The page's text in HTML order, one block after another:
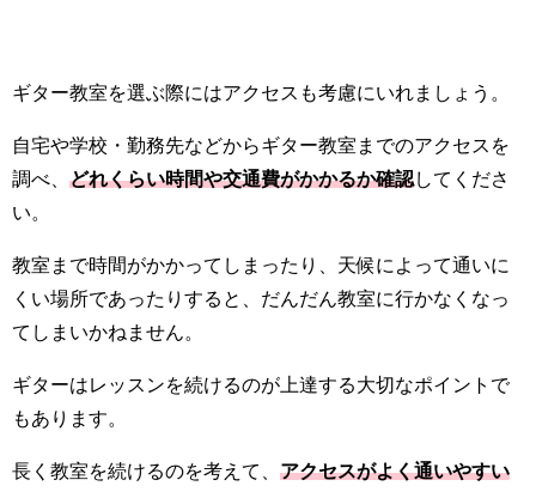
ギター教室を選ぶ際にはアクセスも考慮にいれましょう。
自宅や学校・勤務先などからギター教室までのアクセスを
調べ、 どれくらい時間や交通費がかかるか確認してくださ
い。
教室まで時間がかかってしまったり、天候によって通いに
くい場所であったりすると、だんだん教室に行かなくなっ
てしまいかねません。
ギターはレッスンを続けるのが上達する大切なポイントで
もあります。
長く教室を続けるのを考えて、 アクセスがよく通いやすい